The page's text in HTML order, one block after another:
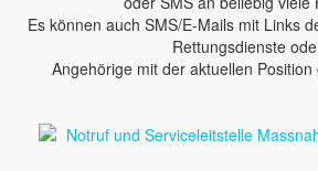
Es können auch SMS/E-Mails mit Links
Rettungsdienste
Angehörige mit der aktuellen